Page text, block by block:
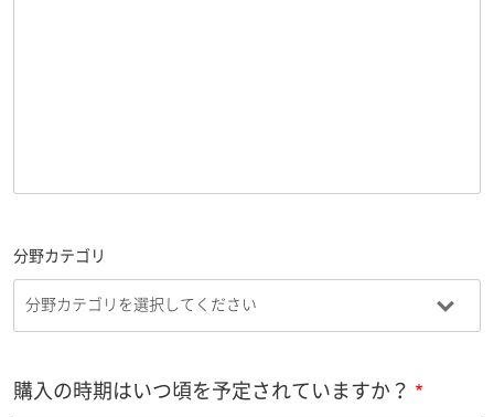
分野カテゴリ
購入の時期はいつ頃を予定されていますか？